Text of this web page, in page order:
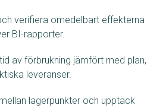
verifiera omedelbart effekterna
BI-rapporter.
av förbrukning jämfört med plan,
leveranser.
lagerpunkter och upptäck